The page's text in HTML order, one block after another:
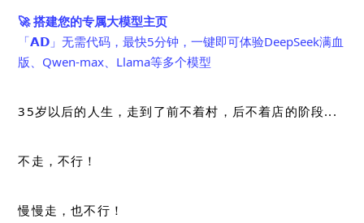
🚀 搭建您的专属大模型主页
「𝗔𝗗」无需代码，最快5分钟，一键即可体验DeepSeek满血
版、Qwen-max、Llama等多个模型
35岁以后的人生，走到了前不着村，后不着店的阶段​...
不走，不行！
慢慢走，也不行！